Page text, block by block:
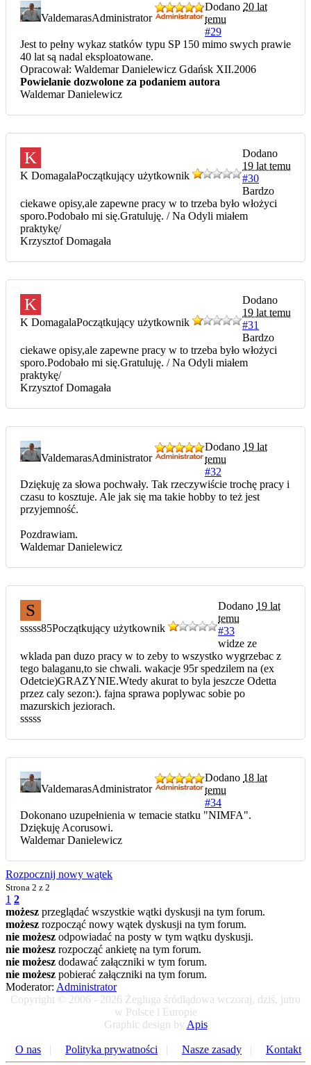
ValdemarasAdministrator
Dodano 20 lat
temu
#29
Jest to pełny wykaz statków typu SP 150 mimo swych prawie
40 lat są nadal eksploatowane.
Opracował: Waldemar Danielewicz Gdańsk XII.2006
Powielanie dozwolone za podaniem autora
Waldemar Danielewicz
K
K DomagalaPoczątkujący użytkownik
Dodano
19 lat temu
#30
Bardzo
ciekawe opisy,ale zapewne pracy w to trzeba było włożyci
sporo.Podobało mi się.Gratuluję. / Na Odyli miałem
praktykę/
Krzysztof Domagała
K
K DomagalaPoczątkujący użytkownik
Dodano
19 lat temu
#31
Bardzo
ciekawe opisy,ale zapewne pracy w to trzeba było włożyci
sporo.Podobało mi się.Gratuluję. / Na Odyli miałem
praktykę/
Krzysztof Domagała
ValdemarasAdministrator
Dodano 19 lat
temu
#32
Dziękuję za słowa pochwały. Tak rzeczywiście trochę pracy i
czasu to kosztuje. Ale jak się ma takie hobby to też jest
przyjemność.
Pozdrawiam.
Waldemar Danielewicz
S
sssss85Początkujący użytkownik
Dodano 19 lat
temu
#33
widze ze
wklada pan duzo pracy w to zeby to wszystko wygrzebac z
tego balaganu,to sie chwali. wakacje 95r spedzilem na (ex
Odetcie)GRAZYNIE.Wtedy akurat to byla jeszcze Odetta
przez caly sezon:). fajna sprawa poplywac sobie po
mazurskich jeziorach.
sssss
ValdemarasAdministrator
Dodano 18 lat
temu
#34
Dokonano uzupełnienia w temacie statku "NIMFA".
Dziękuję Acorusowi.
Waldemar Danielewicz
Rozpocznij nowy wątek
Strona 2 z 2
1 2
możesz przeglądać wszystkie wątki dyskusji na tym forum.
możesz rozpocząć nowy wątek dyskusji na tym forum.
nie możesz odpowiadać na posty w tym wątku dyskusji.
nie możesz rozpocząć ankietę na tym forum.
nie możesz dodawać załączniki w tym forum.
nie możesz pobierać załączniki na tym forum.
Moderator: Administrator
Copyright © 2006 - 2026 Żegluga śródlądowa wczoraj, dziś, jutro
w Polsce i Europie
Graphic design by Apis
O nas | Polityka prywatności | Nasze zasady | Kontakt